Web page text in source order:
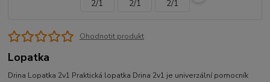
Ohodnotit produkt
Lopatka
Drina Lopatka 2v1 Praktická lopatka Drina 2v1 je univerzální pomocník